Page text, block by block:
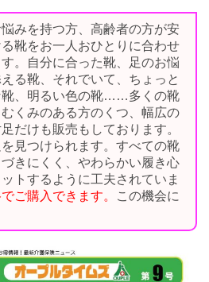
みを持つ方、高齢者の方が安
靴をお一人おひとりに合わせ
。自分に合った靴、足のお悩
る靴、それでいて、ちょっと
靴、明るい色の靴……多くの靴
くみのある方のくつ、幅広の
だけも販売もしております。
見つけられます。すべての靴
きにくく、やわらかい履き心
トするように工夫されていま
ご購入できます。
この機会に